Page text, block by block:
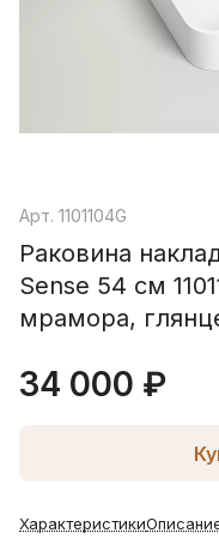
Арт. 1101104G
Раковина
Sense 54 см
мрамора,
34 000 ₽
Характеристики